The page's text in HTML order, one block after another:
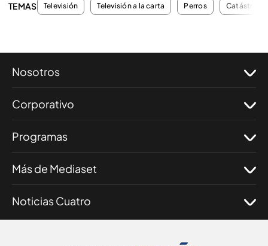
TEMAS Televisión Televisión a la carta Perros
Nosotros
Corporativo
Programas
Más de Mediaset
Noticias Cuatro